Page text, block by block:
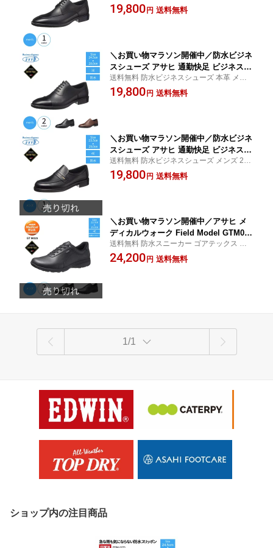
テックス メンズ TK3308 本革ビジネス
ズ ゴアテックス 防水 パラウォーターレザ
ー エアインソール 防滑 セラミックソール 2
19,800 円 送料無料
＼お買い物マラソン開催中／防水ビジネ
スシューズ アサヒ 通勤快足 ビジネスシ
ューズ メンズ 3E 革靴 防水 ゴアテック
ス メンズ TK3309 本革ビジネスシュー
送料無料 防水ビジネスシューズ 本革 メン
ズ ゴアテックス 防水 パラウォーターレザ
ー 24.5cm 25cm 25.5cm 26cm 26.5cm 27c
19,800 円 送料無料
＼お買い物マラソン開催中／防水ビジネ
スシューズ アサヒ 通勤快足 ビジネスシ
ューズ メンズ 4e 革靴 防水 ゴアテック
ス TK3126 靴 本革 メンズビジネスシュ
送料無料 防水ビジネスシューズ メンズ 23.
5cm 24cm 24.5cm 25cm 25.5cm 26cm 26.5
cm 27cm 27.5cm 28cm
19,800 円 送料無料
＼お買い物マラソン開催中／アサヒ メ
ディカルウォーク Field Model GTM025
防水スニーカー メンズ ゴアテックスス
ニーカー ウォーキングシューズ レザー
送料無料 防水スニーカー ゴアテックス レ
ザースニーカー メンズスニーカー 24cm 24.
5cm 25cm 25.5cm 26cm 26.5cm 27cm 27.5
24,200 円 送料無料
1/1
ショップ内の注目商品